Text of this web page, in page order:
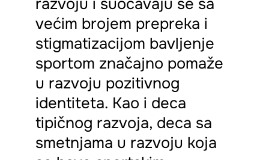
razvoju i suočavaju se sa
većim brojem prepreka i
stigmatizacijom bavljenje
sportom značajno pomaže
u razvoju pozitivnog
identiteta. Kao i deca
tipičnog razvoja, deca sa
smetnjama u razvoju koja